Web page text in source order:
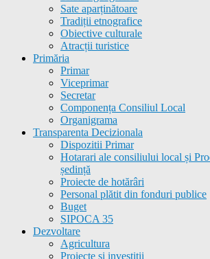
Sate aparținătoare
Tradiții etnografice
Obiective culturale
Atracții turistice
Primăria
Primar
Viceprimar
Secretar
Componența Consiliul Local
Organigrama
Transparenta Decizionala
Dispozitii Primar
Hotarari ale consiliului local și
ședință
Proiecte de hotărâri
Personal plătit din fonduri publice
Buget
SIPOCA 35
Dezvoltare
Agricultura
Proiecte și investiții